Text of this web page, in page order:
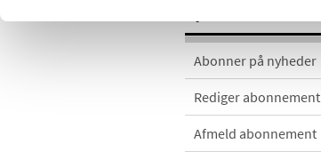
Abonner på nyheder
Rediger abonnement
Afmeld abonnement